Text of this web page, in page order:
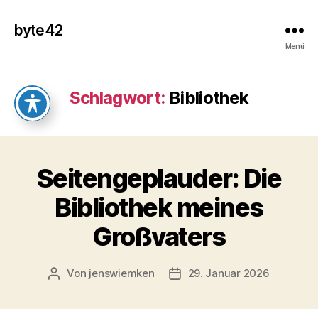
byte42
Menü
Schlagwort: Bibliothek
Seitengeplauder: Die
Bibliothek meines
Großvaters
Beitragsautor
Von jenswiemken Veröffentlichungsdatum
29. Januar 2026